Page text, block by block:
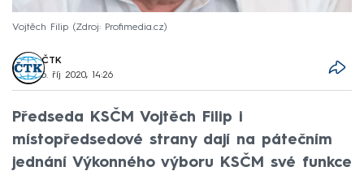
Vojtěch Filip Zdroj: Profimedia.cz
ČTK
6. říj 2020, 14:26
Předseda KSČM Vojtěch Filip i
místopředsedové strany dají na pátečním
jednání Výkonného výboru KSČM své funkce